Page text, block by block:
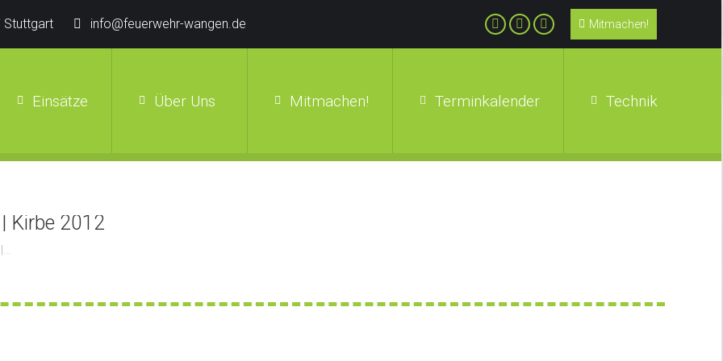
Stuttgart info@feuerwehr-wangen.de Mitmachen!
Einsätze Über Uns Mitmachen! Terminkalender Technik
Kirbe 2012